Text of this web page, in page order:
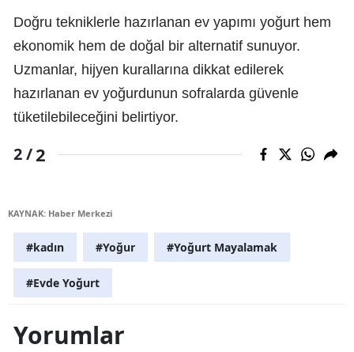
Doğru tekniklerle hazırlanan ev yapımı yoğurt hem
ekonomik hem de doğal bir alternatif sunuyor.
Uzmanlar, hijyen kurallarına dikkat edilerek
hazırlanan ev yoğurdunun sofralarda güvenle
tüketilebileceğini belirtiyor.
2 /2
KAYNAK: Haber Merkezi
#kadın #Yoğur #Yoğurt Mayalamak
#Evde Yoğurt
Yorumlar